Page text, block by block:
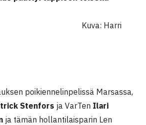
poikiennelinpelissä Marsassa,
Stenfors ja VarTen Ilari
ja tämän hollantilaisparin Len